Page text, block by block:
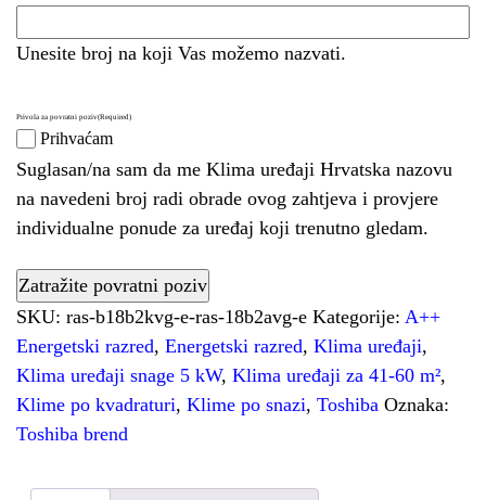
Unesite broj na koji Vas možemo nazvati.
Privola za povratni poziv(Required)
Prihvaćam
Suglasan/na sam da me Klima uređaji Hrvatska nazovu
na navedeni broj radi obrade ovog zahtjeva i provjere
individualne ponude za uređaj koji trenutno gledam.
SKU: ras-b18b2kvg-e-ras-18b2avg-e Kategorije: A++
Energetski razred, Energetski razred, Klima uređaji,
Klima uređaji snage 5 kW, Klima uređaji za 41-60 m²,
Klime po kvadraturi, Klime po snazi, Toshiba Oznaka:
Toshiba brend